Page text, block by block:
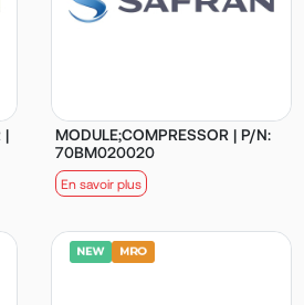
|
MODULE;COMPRESSOR | P/N:
70BM020020
En savoir plus